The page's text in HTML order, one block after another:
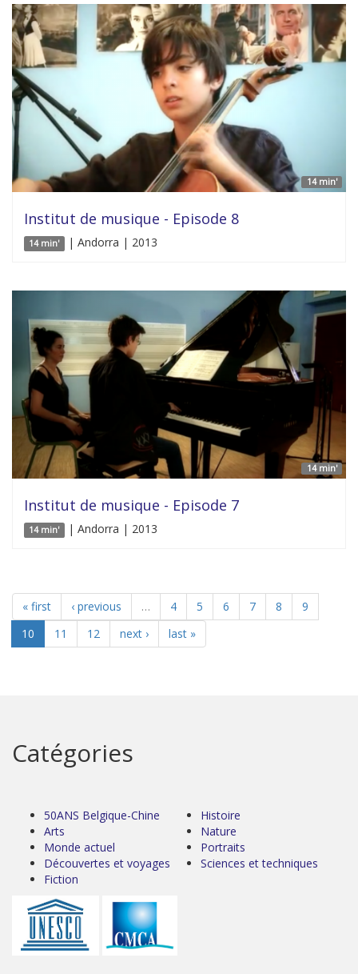
14 min'
Institut de musique - Episode 8
14 min' | Andorra | 2013
14 min'
Institut de musique - Episode 7
14 min' | Andorra | 2013
« first ‹ previous … 4 5 6 7 8
9
10
11 12 next › last »
Catégories
50ANS Belgique-Chine
Arts
Monde actuel
Découvertes et voyages
Fiction
Histoire
Nature
Portraits
Sciences et techniques